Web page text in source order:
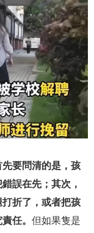
要問清的是，孩
誤在先；其次，
折了，或者把孩
任。 但如果隻是